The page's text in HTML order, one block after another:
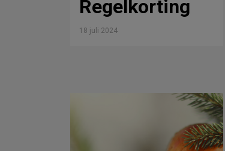
Regelkorting
18 juli 2024